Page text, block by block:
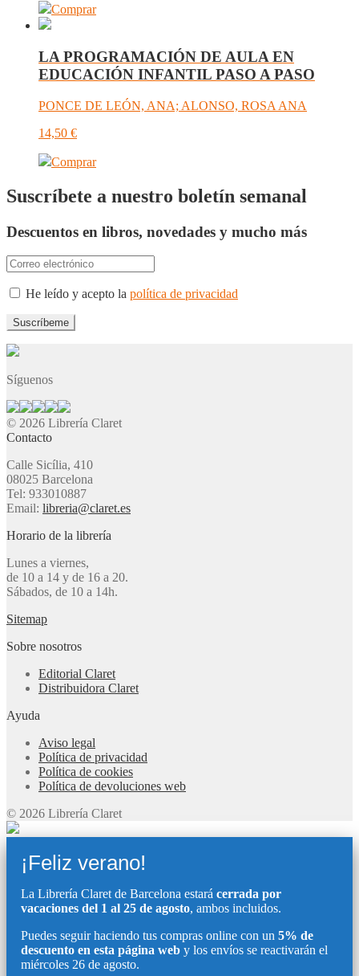
Comprar
LA PROGRAMACIÓN DE AULA EN
EDUCACIÓN INFANTIL PASO A PASO
PONCE DE LEÓN, ANA; ALONSO, ROSA ANA
14,50 €
Comprar
Suscríbete a nuestro boletín semanal
Descuentos en libros, novedades y mucho más
He leído y acepto la política de privacidad
Síguenos
© 2026 Librería Claret
Contacto
Calle Sicília, 410
08025 Barcelona
Tel: 933010887
Email: libreria@claret.es
Horario de la librería
Lunes a viernes,
de 10 a 14 y de 16 a 20.
Sábados, de 10 a 14h.
Sitemap
Sobre nosotros
Editorial Claret
Distribuidora Claret
Ayuda
Aviso legal
Política de privacidad
Política de cookies
Política de devoluciones web
© 2026 Librería Claret
¡Feliz verano!
La Librería Claret de Barcelona estará cerrada por
vacaciones del 1 al 25 de agosto, ambos incluidos.
Puedes seguir haciendo tus compras online con un 5% de
descuento en esta página web y los envíos se reactivarán el
miércoles 26 de agosto.